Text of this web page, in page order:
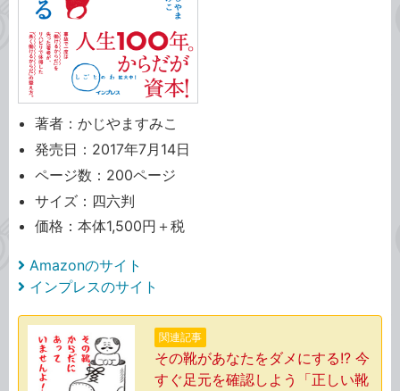
著者：かじやますみこ
発売日：2017年7月14日
ページ数：200ページ
サイズ：四六判
価格：本体1,500円＋税
Amazonのサイト
インプレスのサイト
関連記事
その靴があなたをダメにする!? 今
すぐ足元を確認しよう「正しい靴